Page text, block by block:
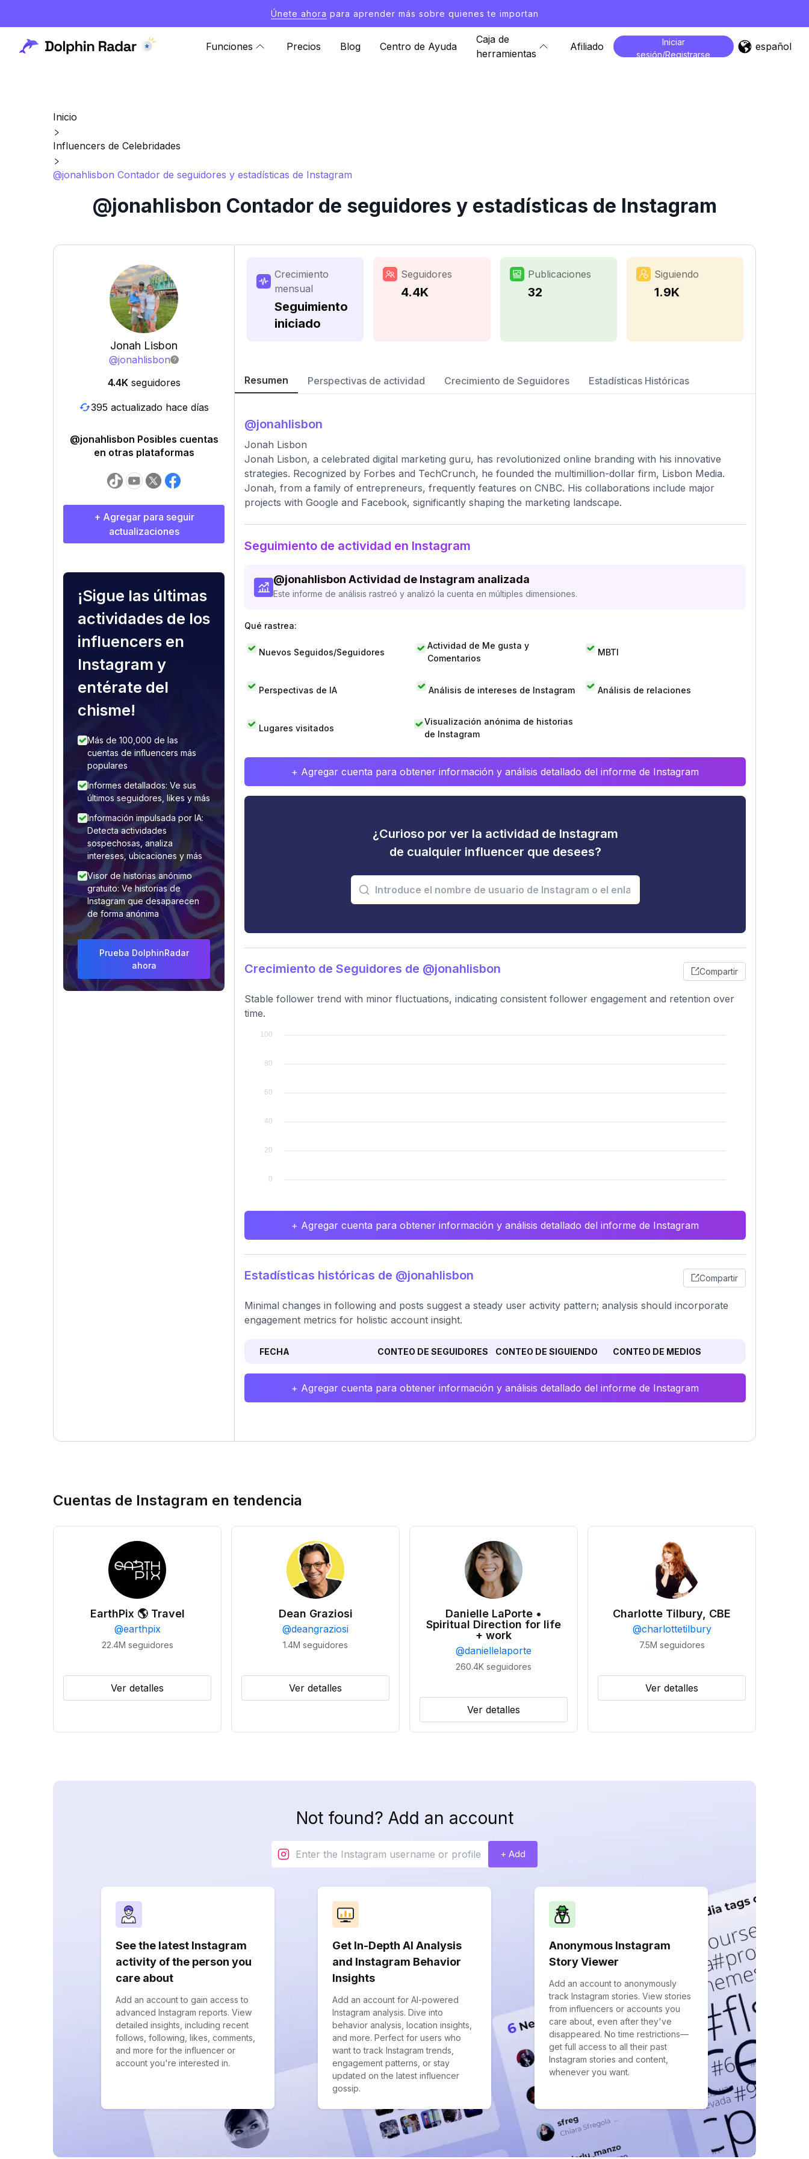
Únete ahora para aprender más sobre quienes te importan
Funciones Precios Blog Centro de Ayuda
Caja de
herramientas
Afiliado
Iniciar
sesión/Registrarse
español
Inicio
Influencers de Celebridades
@jonahlisbon Contador de seguidores y estadísticas de Instagram
@jonahlisbon Contador de seguidores y estadísticas de Instagram
Jonah Lisbon
@jonahlisbon
4.4K seguidores
395 actualizado hace días
@jonahlisbon Posibles cuentas
en otras plataformas
+ Agregar para seguir
actualizaciones
¡Sigue las últimas
actividades de los
influencers en
Instagram y
entérate del
chisme!
Más de 100,000 de las
cuentas de influencers más
populares
Informes detallados: Ve sus
últimos seguidores, likes y más
Información impulsada por IA:
Detecta actividades
sospechosas, analiza
intereses, ubicaciones y más
Visor de historias anónimo
gratuito: Ve historias de
Instagram que desaparecen
de forma anónima
Prueba DolphinRadar
ahora
Crecimiento
mensual
Seguimiento
iniciado
Seguidores
4.4K
Publicaciones
32
Siguiendo
1.9K
Resumen Perspectivas de actividad Crecimiento de Seguidores Estadísticas Históricas
@jonahlisbon
Jonah Lisbon
Jonah Lisbon, a celebrated digital marketing guru, has revolutionized online branding with his innovative
strategies. Recognized by Forbes and TechCrunch, he founded the multimillion-dollar firm, Lisbon Media.
Jonah, from a family of entrepreneurs, frequently features on CNBC. His collaborations include major
projects with Google and Facebook, significantly shaping the marketing landscape.
Seguimiento de actividad en Instagram
@jonahlisbon Actividad de Instagram analizada
Este informe de análisis rastreó y analizó la cuenta en múltiples dimensiones.
Qué rastrea:
Nuevos Seguidos/Seguidores
Actividad de Me gusta y
Comentarios
MBTI
Perspectivas de IA Análisis de intereses de Instagram Análisis de relaciones
Lugares visitados
Visualización anónima de historias
de Instagram
+ Agregar cuenta para obtener información y análisis detallado del informe de Instagram
¿Curioso por ver la actividad de Instagram
de cualquier influencer que desees?
Crecimiento de Seguidores de @jonahlisbon Compartir
Stable follower trend with minor fluctuations, indicating consistent follower engagement and retention over
time.
+ Agregar cuenta para obtener información y análisis detallado del informe de Instagram
Estadísticas históricas de @jonahlisbon Compartir
Minimal changes in following and posts suggest a steady user activity pattern; analysis should incorporate
engagement metrics for holistic account insight.
FECHA CONTEO DE SEGUIDORES CONTEO DE SIGUIENDO CONTEO DE MEDIOS
+ Agregar cuenta para obtener información y análisis detallado del informe de Instagram
Cuentas de Instagram en tendencia
EarthPix 🌎 Travel
@earthpix
22.4M seguidores
Ver detalles
Dean Graziosi
@deangraziosi
1.4M seguidores
Ver detalles
Danielle LaPorte •
Spiritual Direction for life
+ work
@daniellelaporte
260.4K seguidores
Ver detalles
Charlotte Tilbury, CBE
@charlottetilbury
7.5M seguidores
Ver detalles
Not found? Add an account
+ Add
See the latest Instagram
activity of the person you
care about
Add an account to gain access to
advanced Instagram reports. View
detailed insights, including recent
follows, following, likes, comments,
and more for the influencer or
account you're interested in.
Get In-Depth AI Analysis
and Instagram Behavior
Insights
Add an account for AI-powered
Instagram analysis. Dive into
behavior analysis, location insights,
and more. Perfect for users who
want to track Instagram trends,
engagement patterns, or stay
updated on the latest influencer
gossip.
Anonymous Instagram
Story Viewer
Add an account to anonymously
track Instagram stories. View stories
from influencers or accounts you
care about, even after they've
disappeared. No time restrictions—
get full access to all their past
Instagram stories and content,
whenever you want.